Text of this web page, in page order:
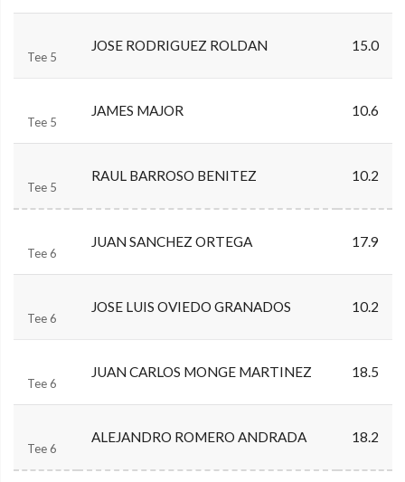
Tee 5
JOSE RODRIGUEZ ROLDAN 15.0
Tee 5
JAMES MAJOR 10.6
Tee 5
RAUL BARROSO BENITEZ 10.2
Tee 6
JUAN SANCHEZ ORTEGA 17.9
Tee 6
JOSE LUIS OVIEDO GRANADOS 10.2
Tee 6
JUAN CARLOS MONGE MARTINEZ 18.5
Tee 6
ALEJANDRO ROMERO ANDRADA 18.2